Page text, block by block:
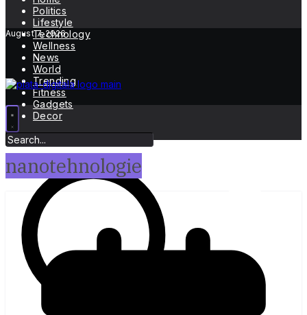
Politics
Lifestyle
Technology
Wellness
News
World
Trending
Fitness
Gadgets
Decor
August 7, 2026
nanotehnologie